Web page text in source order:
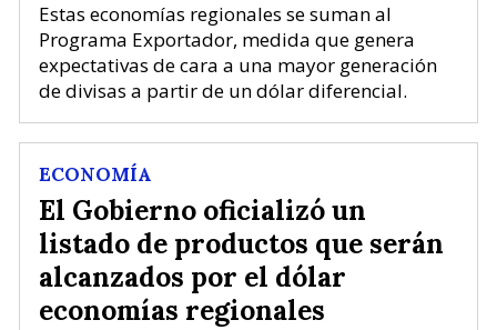
Estas economías regionales se suman al
Programa Exportador, medida que genera
expectativas de cara a una mayor generación
de divisas a partir de un dólar diferencial.
El Gobierno oficializó un
listado de productos que serán
alcanzados por el dólar
economías regionales
ECONOMÍA